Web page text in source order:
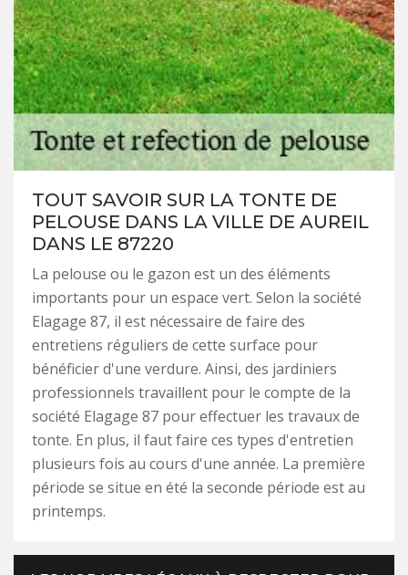
TOUT SAVOIR SUR LA TONTE DE
PELOUSE DANS LA VILLE DE AUREIL
DANS LE 87220
La pelouse ou le gazon est un des éléments
importants pour un espace vert. Selon la société
Elagage 87, il est nécessaire de faire des
entretiens réguliers de cette surface pour
bénéficier d'une verdure. Ainsi, des jardiniers
professionnels travaillent pour le compte de la
société Elagage 87 pour effectuer les travaux de
tonte. En plus, il faut faire ces types d'entretien
plusieurs fois au cours d'une année. La première
période se situe en été la seconde période est au
printemps.